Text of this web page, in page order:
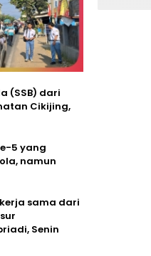
(SSB) dari
Cikijing,
5 yang
namun
sama dari
Senin